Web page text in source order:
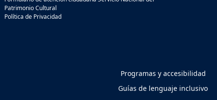
Patrimonio Cultural
Política de Privacidad
Programas y accesibilidad
Guías de lenguaje inclusivo